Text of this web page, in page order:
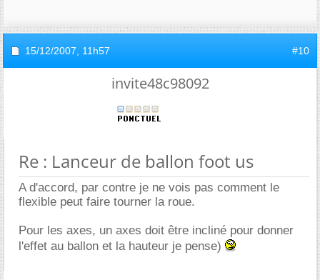
15/12/2007, 11h57 #10
invite48c98092
Re : Lanceur de ballon foot us
A d'accord, par contre je ne vois pas comment le
flexible peut faire tourner la roue.
Pour les axes, un axes doit être incliné pour donner
l'effet au ballon et la hauteur je pense)